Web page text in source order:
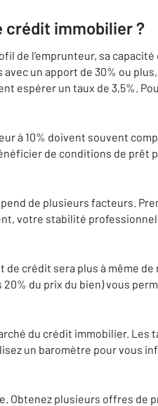
crédit immobilier ?
de l’emprunteur, sa
un apport de 30% ou
espérer un taux de 3,5%.
à 10% doivent souvent
de conditions de prêt
de plusieurs facteurs.
votre stabilité
de crédit sera plus à même
20% du prix du bien) vous
du crédit immobilier.
un baromètre pour vous
Obtenez plusieurs offres de